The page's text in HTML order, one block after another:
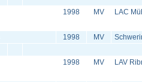
1998 MV LAC
1998 MV
1998 MV LAV